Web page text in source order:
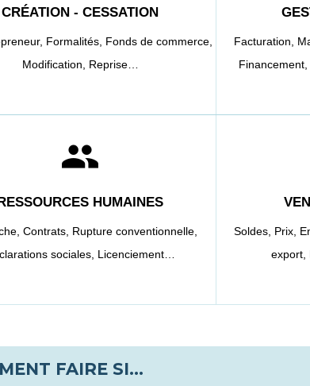
CRÉATION - CESSATION
Formalités, Fonds de commerce,
Modification, Reprise…
Facturation,
Financement,
people
HUMAINES
Contrats, Rupture conventionnelle,
sociales, Licenciement…
Soldes, Prix,
export,
FAIRE SI…